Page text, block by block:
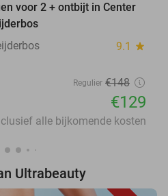
voor 2 + ontbijt in Center
9.1 star
Regulier €148
€129
alle bijkomende kosten
Ultrabeauty